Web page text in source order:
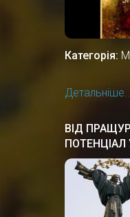
Категорія:
ВІД
ПОТЕНЦІАЛ